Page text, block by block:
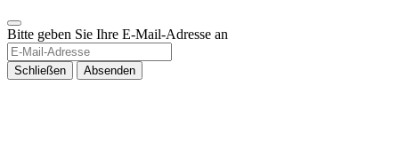
Bitte geben Sie Ihre E-Mail-Adresse an
Schließen Absenden